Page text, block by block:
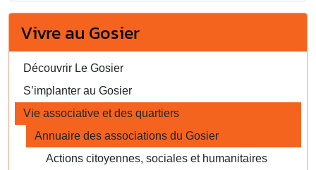
Vivre au Gosier
Découvrir Le Gosier
S’implanter au Gosier
Vie associative et des quartiers
Annuaire des associations du Gosier
Actions citoyennes, sociales et humanitaires